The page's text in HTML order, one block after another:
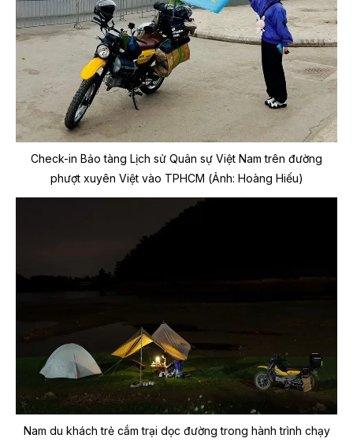
Check-in Bảo tàng Lịch sử Quân sự Việt Nam trên đường
phượt xuyên Việt vào TPHCM (Ảnh: Hoàng Hiếu)
Nam du khách trẻ cắm trại dọc đường trong hành trình chạy